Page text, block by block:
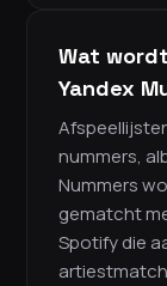
Wat
Yandex
nummers,
Nummers
gematcht
Spotify die